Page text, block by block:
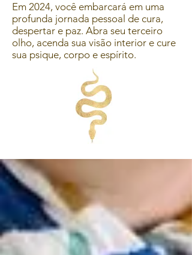
Em 2024, você embarcará em uma
profunda jornada pessoal de cura,
despertar e paz. Abra seu terceiro
olho, acenda sua visão interior e cure
sua psique, corpo e espírito.